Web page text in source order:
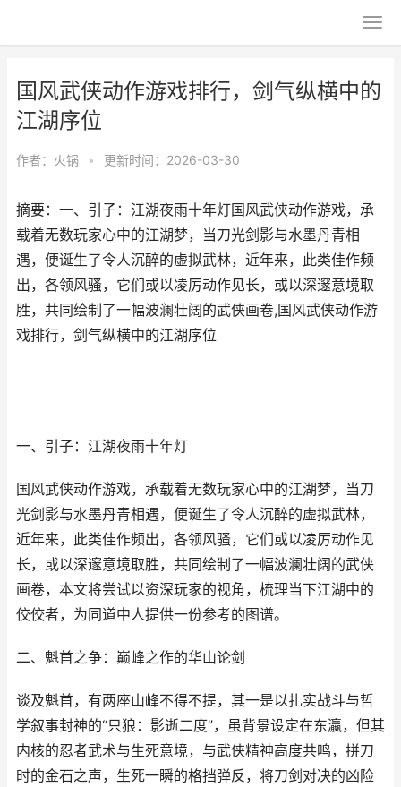
国风武侠动作游戏排行，剑气纵横中的
江湖序位
作者： 火锅 • 更新时间：2026-03-30
摘要：一、引子：江湖夜雨十年灯国风武侠动作游戏，承
载着无数玩家心中的江湖梦，当刀光剑影与水墨丹青相
遇，便诞生了令人沉醉的虚拟武林，近年来，此类佳作频
出，各领风骚，它们或以凌厉动作见长，或以深邃意境取
胜，共同绘制了一幅波澜壮阔的武侠画卷,国风武侠动作游
戏排行，剑气纵横中的江湖序位
一、引子：江湖夜雨十年灯
国风武侠动作游戏，承载着无数玩家心中的江湖梦，当刀
光剑影与水墨丹青相遇，便诞生了令人沉醉的虚拟武林，
近年来，此类佳作频出，各领风骚，它们或以凌厉动作见
长，或以深邃意境取胜，共同绘制了一幅波澜壮阔的武侠
画卷，本文将尝试以资深玩家的视角，梳理当下江湖中的
佼佼者，为同道中人提供一份参考的图谱。
二、魁首之争：巅峰之作的华山论剑
谈及魁首，有两座山峰不得不提，其一是以扎实战斗与哲
学叙事封神的“只狼：影逝二度”，虽背景设定在东瀛，但其
内核的忍者武术与生死意境，与武侠精神高度共鸣，拼刀
时的金石之声，生死一瞬的格挡弹反，将刀剑对决的凶险